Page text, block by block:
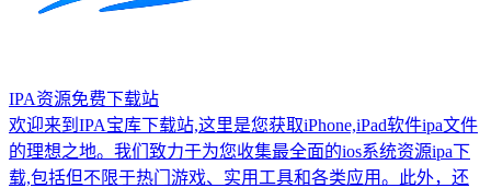
IPA资源免费下载站
欢迎来到IPA宝库下载站,这里是您获取iPhone,iPad软件ipa文件
的理想之地。我们致力于为您收集最全面的ios系统资源ipa下
载,包括但不限于热门游戏、实用工具和各类应用。此外，还